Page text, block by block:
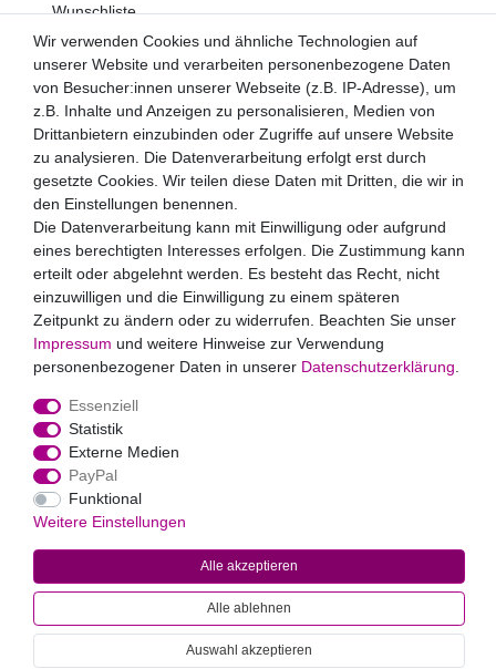
Wunschliste
Newsletter
E-MAIL **
Newsletter
Honig
Hiermit bestätige ich, dass ich dieDaten­schutz­erklärung
gelesen habe. Meine Einwilligung kann ich jederzeit
widerrufen.**
Abonnieren
Zahlungsarten
Widerrufs­recht
Markus Baur Premium Weddings. Alle Rechte vorbehalten.
Alle Preise inklusive gesetzlicher Mehrwertsteuer und
Versandkosten. * Pflichtfeld
Wir verwenden Cookies und ähnliche Technologien auf
unserer Website und verarbeiten personenbezogene Daten
von Besucher:innen unserer Webseite (z.B. IP-Adresse), um
z.B. Inhalte und Anzeigen zu personalisieren, Medien von
Drittanbietern einzubinden oder Zugriffe auf unsere Website
zu analysieren. Die Datenverarbeitung erfolgt erst durch
gesetzte Cookies. Wir teilen diese Daten mit Dritten, die wir in
den Einstellungen benennen.
Die Datenverarbeitung kann mit Einwilligung oder aufgrund
eines berechtigten Interesses erfolgen. Die Zustimmung kann
erteilt oder abgelehnt werden. Es besteht das Recht, nicht
einzuwilligen und die Einwilligung zu einem späteren
Zeitpunkt zu ändern oder zu widerrufen. Beachten Sie unser
Impressum und weitere Hinweise zur Verwendung
personenbezogener Daten in unserer Daten­schutz­erklärung
Essenziell
Statistik
Externe Medien
PayPal
Funktional
Weitere Einstellungen
Alle akzeptieren
Alle ablehnen
Auswahl akzeptieren